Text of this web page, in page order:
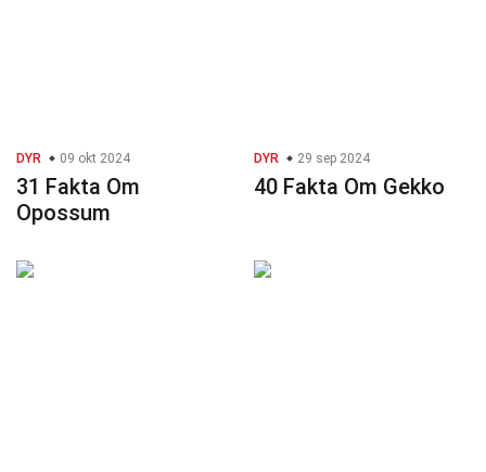
DYR 09 okt 2024
31 Fakta Om
Opossum
DYR 29 sep 2024
40 Fakta Om Gekko